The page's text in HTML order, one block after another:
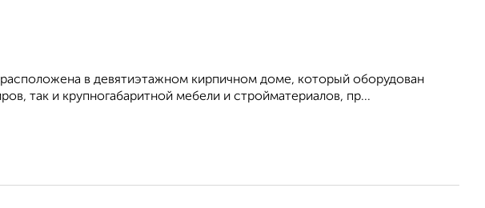
в девятиэтажном кирпичном доме, который оборудован
так и крупногабаритной мебели и стройматериалов, пр...